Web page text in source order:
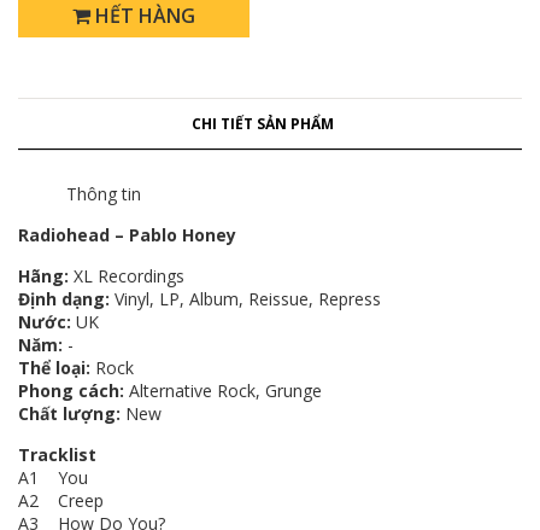
HẾT HÀNG
CHI TIẾT SẢN PHẨM
Thông tin
Radiohead ‎– Pablo Honey
Hãng: XL Recordings
Định dạng: Vinyl, LP, Album, Reissue, Repress
Nước: UK
Năm: -
Thể loại: Rock
Phong cách: Alternative Rock, Grunge
Chất lượng: New
Tracklist
A1 You
A2 Creep
A3 How Do You?